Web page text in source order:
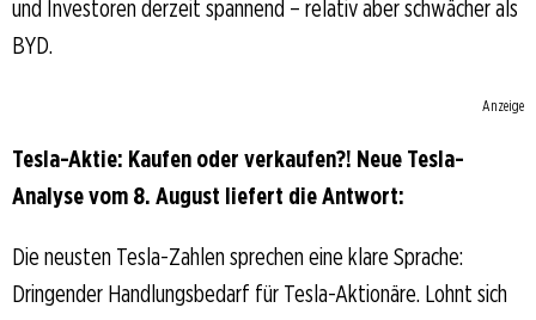
und Investoren derzeit spannend – relativ aber schwächer als
BYD.
Anzeige
Tesla-Aktie: Kaufen oder verkaufen?! Neue Tesla-
Analyse vom 8. August liefert die Antwort:
Die neusten Tesla-Zahlen sprechen eine klare Sprache:
Dringender Handlungsbedarf für Tesla-Aktionäre. Lohnt sich